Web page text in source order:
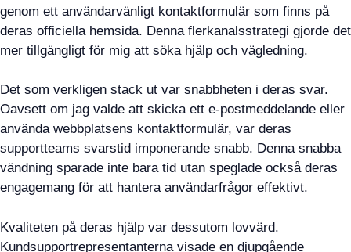
genom ett användarvänligt kontaktformulär som finns på
deras officiella hemsida. Denna flerkanalsstrategi gjorde det
mer tillgängligt för mig att söka hjälp och vägledning.
Det som verkligen stack ut var snabbheten i deras svar.
Oavsett om jag valde att skicka ett e-postmeddelande eller
använda webbplatsens kontaktformulär, var deras
supportteams svarstid imponerande snabb. Denna snabba
vändning sparade inte bara tid utan speglade också deras
engagemang för att hantera användarfrågor effektivt.
Kvaliteten på deras hjälp var dessutom lovvärd.
Kundsupportrepresentanterna visade en djupgående